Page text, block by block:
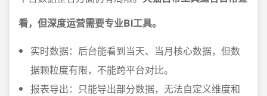
看，但深度运营需要专业BI工具。
实时数据：后台能看到当天、当月核心数据，但数
据颗粒度有限，不能跨平台对比。
报表导出：只能导出部分数据，无法自定义维度和